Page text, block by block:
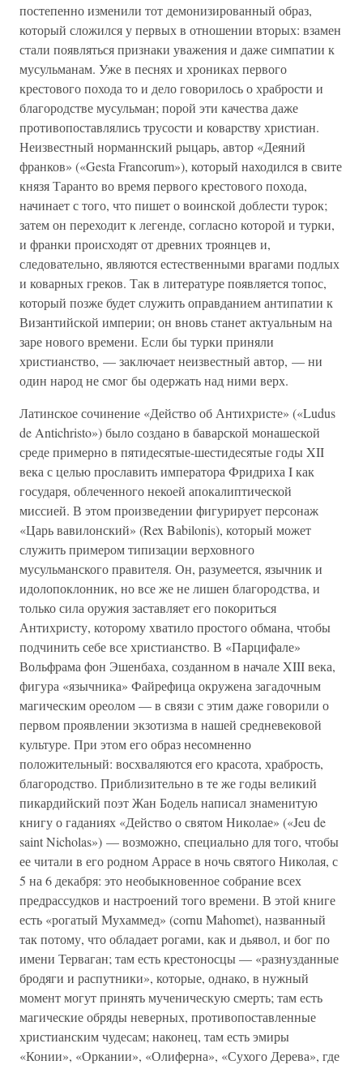
постепенно изменили тот демонизированный образ,
который сложился у первых в отношении вторых: взамен
стали появляться признаки уважения и даже симпатии к
мусульманам. Уже в песнях и хрониках первого
крестового похода то и дело говорилось о храбрости и
благородстве мусульман; порой эти качества даже
противопоставлялись трусости и коварству христиан.
Неизвестный норманнский рыцарь, автор «Деяний
франков» («Gesta Francorum»), который находился в свите
князя Таранто во время первого крестового похода,
начинает с того, что пишет о воинской доблести турок;
затем он переходит к легенде, согласно которой и турки,
и франки происходят от древних троянцев и,
следовательно, являются естественными врагами подлых
и коварных греков. Так в литературе появляется топос,
который позже будет служить оправданием антипатии к
Византийской империи; он вновь станет актуальным на
заре нового времени. Если бы турки приняли
христианство, — заключает неизвестный автор, — ни
один народ не смог бы одержать над ними верх.
Латинское сочинение «Действо об Антихристе» («Ludus
de Antichristo») было создано в баварской монашеской
среде примерно в пятидесятые-шестидесятые годы XII
века с целью прославить императора Фридриха I как
государя, облеченного некоей апокалиптической
миссией. В этом произведении фигурирует персонаж
«Царь вавилонский» (Rex Babilonis), который может
служить примером типизации верховного
мусульманского правителя. Он, разумеется, язычник и
идолопоклонник, но все же не лишен благородства, и
только сила оружия заставляет его покориться
Антихристу, которому хватило простого обмана, чтобы
подчинить себе все христианство. В «Парцифале»
Вольфрама фон Эшенбаха, созданном в начале XIII века,
фигура «язычника» Файрефица окружена загадочным
магическим ореолом — в связи с этим даже говорили о
первом проявлении экзотизма в нашей средневековой
культуре. При этом его образ несомненно
положительный: восхваляются его красота, храбрость,
благородство. Приблизительно в те же годы великий
пикардийский поэт Жан Бодель написал знаменитую
книгу о гаданиях «Действо о святом Николае» («Jeu de
saint Nicholas») — возможно, специально для того, чтобы
ее читали в его родном Аррасе в ночь святого Николая, с
5 на 6 декабря: это необыкновенное собрание всех
предрассудков и настроений того времени. В этой книге
есть «рогатый Мухаммед» (cornu Mahomet), названный
так потому, что обладает рогами, как и дьявол, и бог по
имени Терваган; там есть крестоносцы — «разнузданные
бродяги и распутники», которые, однако, в нужный
момент могут принять мученическую смерть; там есть
магические обряды неверных, противопоставленные
христианским чудесам; наконец, там есть эмиры
«Конии», «Оркании», «Олиферна», «Сухого Дерева», где